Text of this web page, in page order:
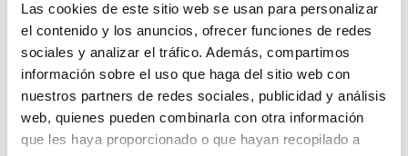
Las cookies de este sitio web se usan para personalizar
el contenido y los anuncios, ofrecer funciones de redes
sociales y analizar el tráfico. Además, compartimos
información sobre el uso que haga del sitio web con
nuestros partners de redes sociales, publicidad y análisis
web, quienes pueden combinarla con otra información
que les haya proporcionado o que hayan recopilado a
valores de empatía y proximidad hacia nuestros clientes, pionerismo,
capacidad de servicio y compromiso social que buscamos en nuestra
oferta de valor como banco responsable y con visión de futuro. La
nueva marca nos acerca todavía más a la nueva economía de la cual
nos queremos sentir partícipes, basada en la innovación y el
emprendimiento, valores que, por otro lado, nos definen como país y